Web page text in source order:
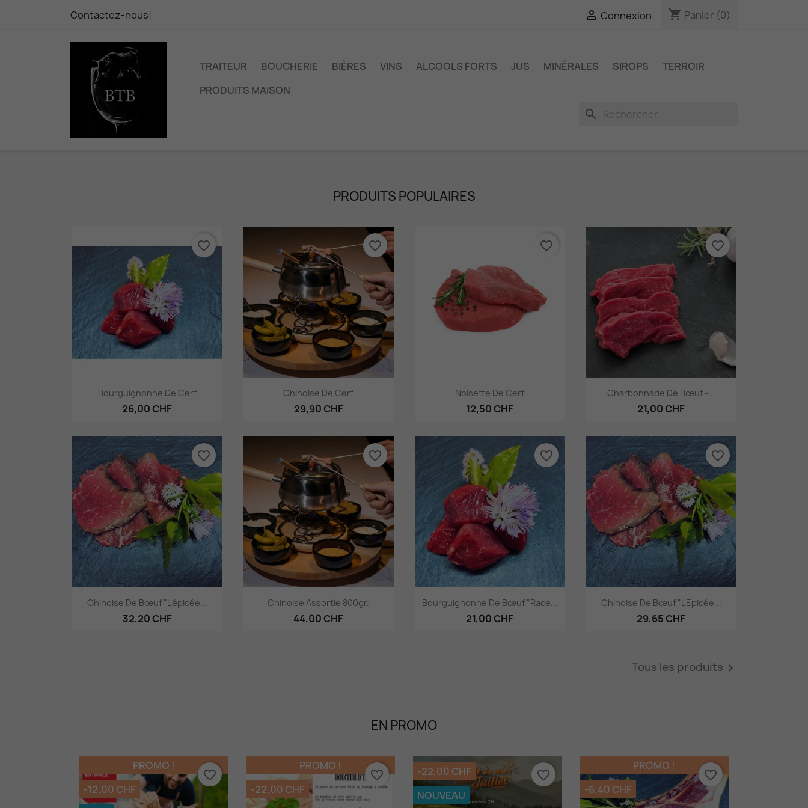
Contactez-nous!  Connexion shopping_cart Panier (0)
TRAITEUR BOUCHERIE BIÈRES VINS ALCOOLS FORTS JUS MINÉRALES SIROPS
TERROIR
PRODUITS MAISON
search
PRODUITS POPULAIRES
Aperçu rapide
Bourguignonne De Cerf
26,00 CHF
favorite_border
Aperçu rapide
Chinoise De Cerf
29,90 CHF
favorite_border
Aperçu rapide
Noisette De Cerf
12,50 CHF
favorite_border
Aperçu rapide
Charbonnade De Bœuf -...
21,00 CHF
favorite_border
Aperçu rapide
Chinoise De Bœuf "L'épicée...
32,20 CHF
favorite_border
Aperçu rapide
Chinoise Assortie 800gr.
44,00 CHF
favorite_border
Aperçu rapide
Bourguignonne De Bœuf "Race...
21,00 CHF
favorite_border
Aperçu rapide
Chinoise De Bœuf "L'Epicée...
29,65 CHF
favorite_border
Tous les produits 
EN PROMO
PROMO !
-12,00 CHF
favorite_border
PROMO !
-22,00 CHF
favorite_border
-22,00 CHF
NOUVEAU
favorite_border
PROMO !
-6,40 CHF
favorite_border